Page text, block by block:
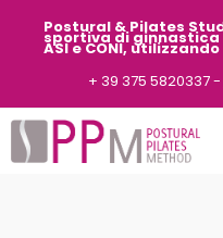
contenuto
Postural & Pilates
sportiva di
ASI e CONI,
+ 39 375 5820337 -